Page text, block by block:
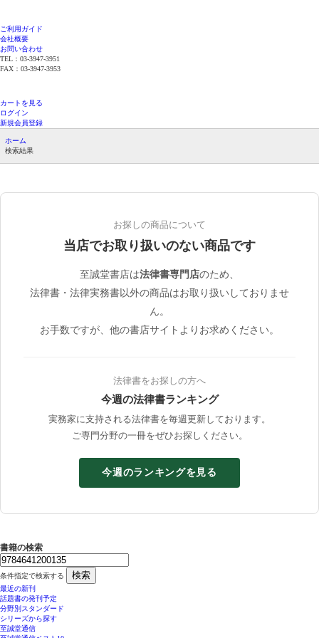
ご利用ガイド
会社概要
お問い合わせ
TEL：03-3947-3951
FAX：03-3947-3953
カートを見る
ログイン
新規会員登録
ホーム
検索結果
お探しの商品について
当店でお取り扱いのない商品です
至誠堂書店は法律書専門店のため、
法律書・法律実務書以外の商品はお取り扱いしておりませ
ん。
お手数ですが、他の書店サイトよりお求めください。
法律書をお探しの方へ
今週の法律書ランキング
実務家に支持される法律書を毎週更新しております。
ご専門分野の一冊をぜひお探しください。
今週のランキングを見る
書籍の検索
条件指定で検索する 検索
最近の新刊
話題書の発刊予定
分野別スタンダード
シリーズから探す
至誠堂通信